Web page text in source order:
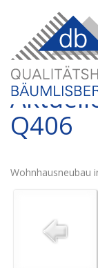
Q406
Wohnhausneubau